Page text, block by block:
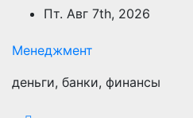
Перейти
содержимому
Пт. Авг 7th, 2026
Менеджмент
деньги, банки, финансы